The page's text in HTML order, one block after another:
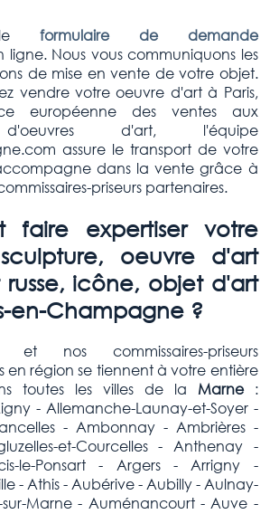
le formulaire de demande
ligne. Nous vous communiquons les
de mise en vente de votre objet.
vendre votre oeuvre d'art à Paris,
européenne des ventes aux
d'art, l'équipe
assure le transport de votre
dans la vente grâce à
priseurs partenaires.
faire expertiser votre
oeuvre d'art
russe, icône, objet d'art
en-Champagne?
et nos commissaires-priseurs
en région se tiennent à votre entière
toutes les villes de la Marne :
- Allemanche-Launay-et-Soyer -
- Ambonnay - Ambrières -
et-Courcelles - Anthenay -
le-Ponsart - Argers - Arrigny -
- Athis - Aubérive - Aubilly - Aulnay-
Marne - Auménancourt - Auve -